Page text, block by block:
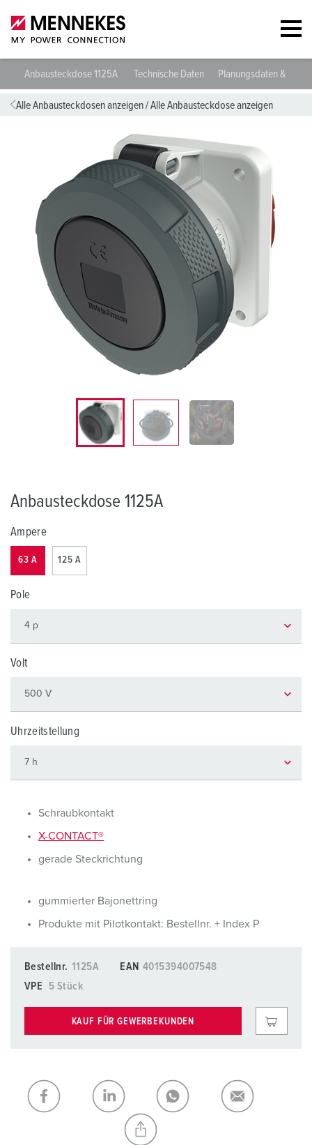
Anbausteckdose 1125A Technische Daten Planungsdaten &
Alle Anbausteckdosen anzeigen/Alle Anbausteckdose anzeigen
Anbausteckdose 1125A
Ampere
63 A 125 A
Pole
Volt
Uhrzeitstellung
Schraubkontakt
X-CONTACT®
gerade Steckrichtung
gummierter Bajonettring
Produkte mit Pilotkontakt: Bestellnr. + Index P
Bestellnr. 1125A EAN 4015394007548
VPE
5 Stück
KAUF FÜR GEWERBEKUNDEN